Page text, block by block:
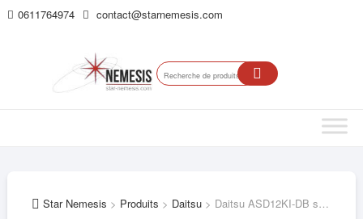
Skip0611764974 contact@starnemesis.com
Recherche
pour :
Star Nemesis > Produits > Daitsu> Daitsu ASD12KI-DB split – Climatiseur réversible 1×1